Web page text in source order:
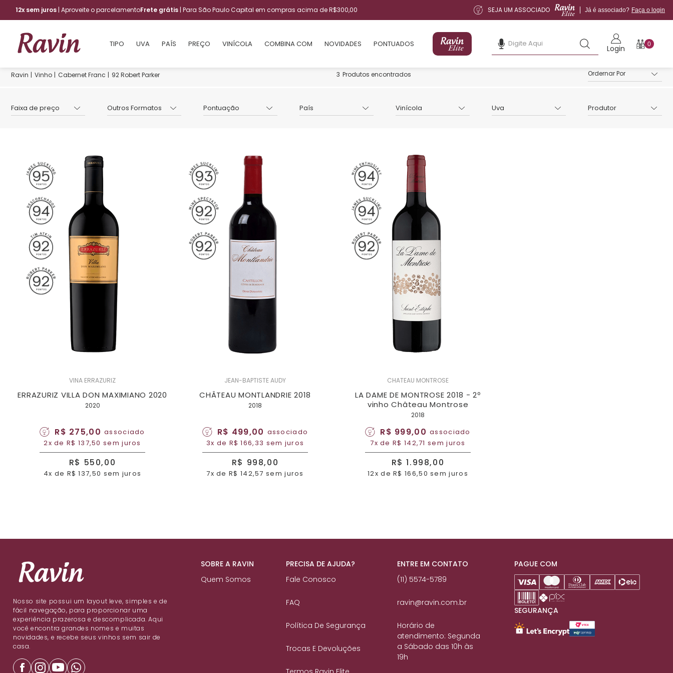
12x sem juros | Aproveite o parcelamentoFrete grátis | Para São Paulo Capital em compras acima de R$300,00 SEJA UM ASSOCIADO Já é associado? Faça o login
TIPO UVA PAÍS PREÇO VINÍCOLA COMBINA COM NOVIDADES PONTUADOS Login 0
Vinho Cabernet Franc 92 Robert Parker 3 Produtos encontrados
Faixa de preço Outros Formatos Pontuação País Vinícola Uva Produtor
VINA ERRAZURIZ
ERRAZURIZ VILLA DON MAXIMIANO 2020
2020
R$ 275,00 associado
2x de R$ 137,50 sem juros
R$ 550,00
4x de R$ 137,50 sem juros
JEAN-BAPTISTE AUDY
CHÂTEAU MONTLANDRIE 2018
2018
R$ 499,00 associado
3x de R$ 166,33 sem juros
R$ 998,00
7x de R$ 142,57 sem juros
CHATEAU MONTROSE
LA DAME DE MONTROSE 2018 - 2º
vinho Château Montrose
2018
R$ 999,00 associado
7x de R$ 142,71 sem juros
R$ 1.998,00
12x de R$ 166,50 sem juros
Nosso site possui um layout leve, simples e de
fácil navegação, para proporcionar uma
experiência prazerosa e descomplicada. Aqui
você encontra grandes nomes e muitas
novidades, e recebe seus vinhos sem sair de
casa.
SOBRE A RAVIN
Quem Somos
PRECISA DE AJUDA?
Fale Conosco
FAQ
Política De Segurança
Trocas E Devoluções
ENTRE EM CONTATO
(11) 5574-5789
ravin@ravin.com.br
Horário de
atendimento: Segunda
a Sábado das 10h às
19h
PAGUE COM
SEGURANÇA